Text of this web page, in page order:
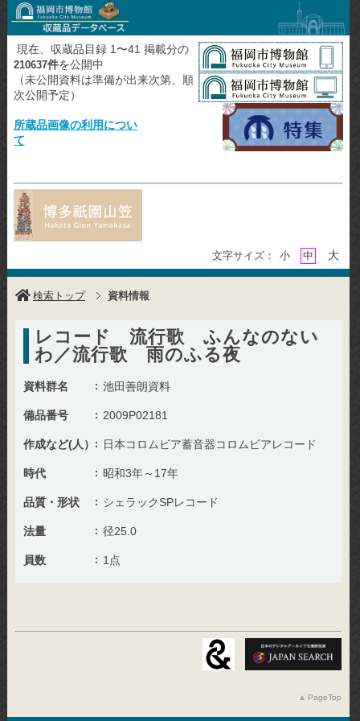
現在、収蔵品目録 1〜41 掲載分の
210637件を公開中
（未公開資料は準備が出来次第、順
次公開予定）
所蔵品画像の利用につい
て
文字サイズ： 小 中 大
検索トップ 資料情報
レコード 流行歌 ふんなのない
わ／流行歌 雨のふる夜
資料群名 池田善朗資料
備品番号 2009P02181
作成など(人） 日本コロムビア蓄音器コロムビアレコード
時代 昭和3年～17年
品質・形状 シェラックSPレコード
法量 径25.0
員数 1点
PageTop